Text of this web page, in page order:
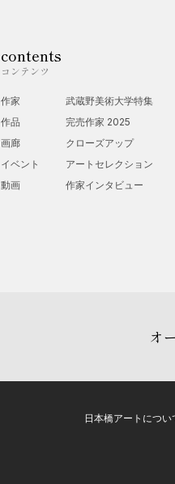
contents
コンテンツ
作家
作品
画廊
イベント
動画
武蔵野美術大学特集
完売作家 2025
クローズアップ
アートセレクション
作家インタビュー
オ
日本橋アートについ